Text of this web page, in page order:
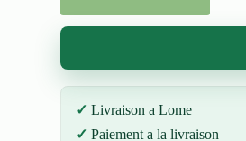
Maïs
Livraison a Lome
Paiement a la livraison